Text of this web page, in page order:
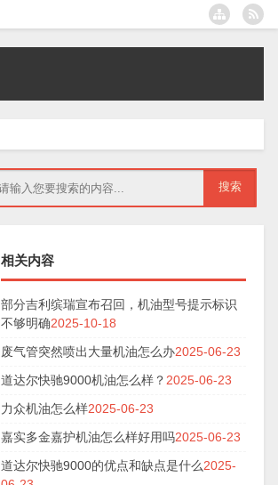
相关内容
部分吉利缤瑞宣布召回，机油型号提示标识
不够明确2025-10-18
废气管突然喷出大量机油怎么办2025-06-23
道达尔快驰9000机油怎么样？ 2025-06-23
力众机油怎么样2025-06-23
嘉实多金嘉护机油怎么样好用吗2025-06-23
道达尔快驰9000的优点和缺点是什么2025-